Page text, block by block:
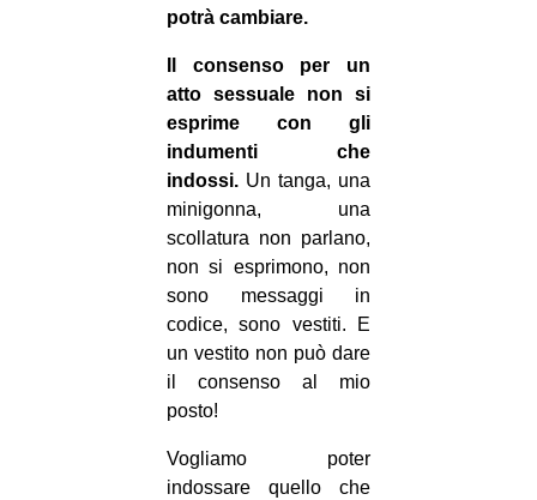
potrà cambiare.
Il consenso per un
atto sessuale non si
esprime con gli
indumenti che
indossi. Un tanga, una
minigonna, una
scollatura non parlano,
non si esprimono, non
sono messaggi in
codice, sono vestiti. E
un vestito non può dare
il consenso al mio
posto!
Vogliamo poter
indossare quello che